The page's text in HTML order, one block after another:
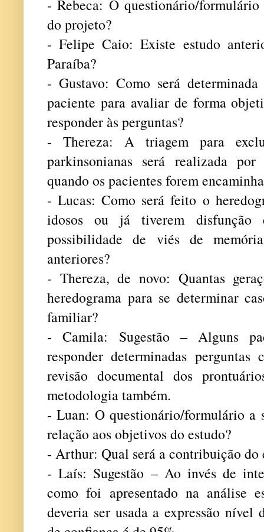
- Rebeca: O questionário/
do projeto?
- Felipe Caio: Existe estudo
Paraíba?
- Gustavo: Como será
paciente para avaliar de forma
responder às perguntas?
- Thereza: A triagem para
parkinsonianas será realizada
quando os pacientes forem
- Lucas: Como será feito o
idosos ou já tiverem disfunção
possibilidade de viés de
anteriores?
- Thereza, de novo: Quantas
heredograma para se determinar
familiar?
- Camila: Sugestão – Alguns
responder determinadas
revisão documental dos
metodologia também.
- Luan: O questionário/formulário a
relação aos objetivos do estudo?
- Arthur: Qual será a contribuição do
- Laís: Sugestão – Ao invés de
como foi apresentado na análise
deveria ser usada a expressão